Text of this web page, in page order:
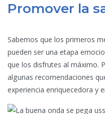
Promover la
Sabemos que los primeros
pueden ser una etapa
que los disfrutes al máximo.
algunas recomendaciones
experiencia enriquecedora y